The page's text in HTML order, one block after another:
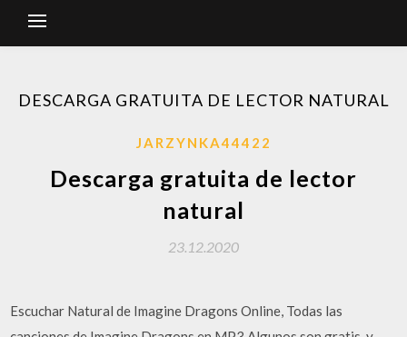
DESCARGA GRATUITA DE LECTOR NATURAL
JARZYNKA44422
Descarga gratuita de lector
natural
23.12.2020
Escuchar Natural de Imagine Dragons Online, Todas las